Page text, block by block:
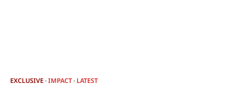
EXCLUSIVE IMPACT LATEST